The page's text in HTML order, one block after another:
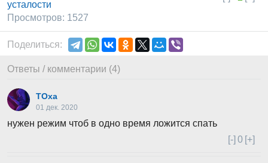
усталости
Просмотров: 1527
Поделиться:
Ответы / комментарии (4)
ТОха
01 дек. 2020
нужен режим чтоб в одно время ложится спать
[-] 0 [+]